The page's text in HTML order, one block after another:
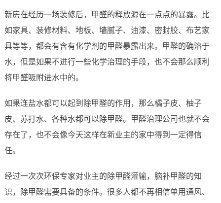
新房在经历一场装修后，甲醛的释放源在一点点的暴露。比
如家具、装修材料、地板、墙腻子、油漆、密封胶、布艺家
具等等，都会有含有化学剂的甲醛暴露出来。甲醛的确溶于
水，但是如果不进行一些化学治理的手段，也不会那么顺利
将甲醛吸附进水中的。
如果连盐水都可以起到除甲醛的作用，那么橘子皮、柚子
皮、苏打水、各种水都可以除甲醛。甲醛治理公司也就不会
存在了，也不会像今天这样在新业主的家中得到一定得信
任。
经过一次次环保专家对业主的除甲醛灌输，脑补甲醛的知
识，除甲醛需要具备的条件。很多人都不再相信单用通风、